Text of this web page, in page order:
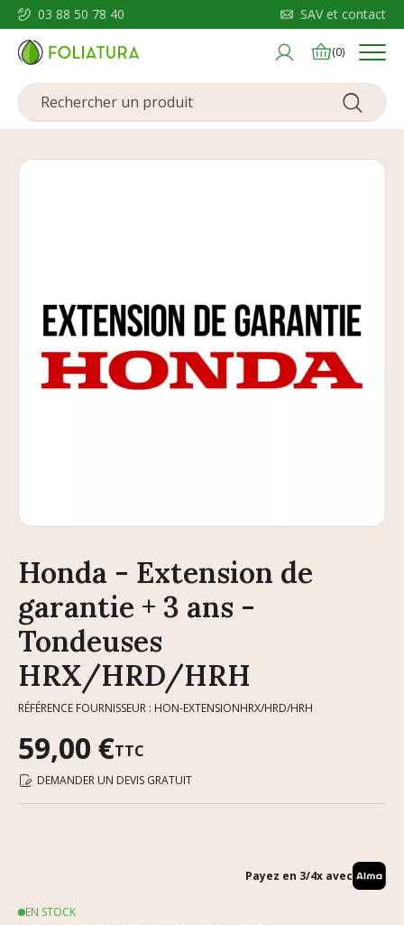
03 88 50 78 40 SAV et contact
(0) Menu
Honda - Extension de
garantie + 3 ans -
Tondeuses
HRX/HRD/HRH
RÉFÉRENCE FOURNISSEUR : HON-EXTENSIONHRX/HRD/HRH
59,00 €TTC
DEMANDER UN DEVIS GRATUIT
Payez en 3/4x avec
EN STOCK